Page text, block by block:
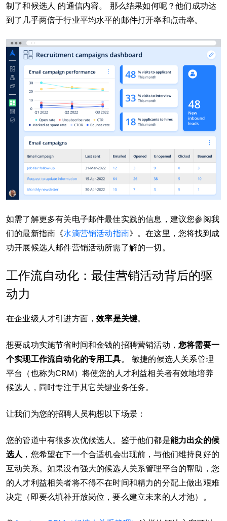
制了和候选人 的通信内容。 那么结果如何呢？他们成功达
到了几乎两倍于行业平均水平的邮件打开率和点击率。
如需了解更多有关电子邮件最佳实践的信息，建议您参阅我
们的最新指南《水滴营销活动指南》。在这里，您将找到成
功开展候选人邮件营销活动所需了解的一切。
工作流自动化：最佳营销活动背后的驱
动力
在企业级人才引进方面，效率是关键。
想要成功实施节省时间和金钱的招聘营销活动，您将需要一
个实现工作流自动化的专用工具。 敏捷的候选人关系管理
平台（也称为CRM）将使您的人才利益相关者有效地培养
候选人，同时专注于其它关键业务任务。
让我们为您的招聘人员构想以下场景：
您的管道中有很多次优候选人。鉴于他们都是能力出众的候
选人 ，您希望在下一个合适机会出现前，与他们维持良好的
互动关系。如果没有强大的候选人关系管理平台的帮助，您
的人才利益相关者将不得不在时间和精力的分配上做出艰难
决定（即要么填补开放岗位，要么建立未来的人才池）。